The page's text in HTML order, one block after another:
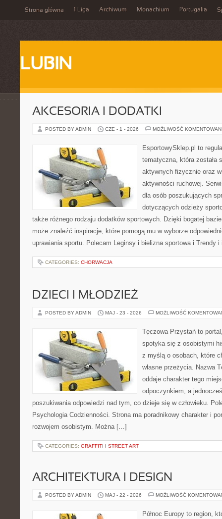
Strona główna 1 Liga Archiwum Monachium Portugalia
LUBIN
AKCESORIA I DODATKI
POSTED BY ADMIN CZE - 1 - 2026 MOŻLIWOŚĆ
EsportowySklep.pl to
tematyczna, która została
aktywnych fizycznie oraz
aktywności ruchowej.
dla osób poszukujących
dotyczących odzieży
także różnego rodzaju dodatków sportowych. Dzięki bogatej
może znaleźć inspiracje, które pomogą mu w wyborze
uprawiania sportu. Polecam Leginsy i bielizna sportowa i Trendy
CATEGORIES: CHORWACJA
DZIECI I MŁODZIEŻ
POSTED BY ADMIN MAJ - 23 - 2026 MOŻLIWOŚĆ
Tęczowa Przystań to
spotyka się z osobistymi
z myślą o osobach, które
własne przeżycia. Nazwa
oddaje charakter tego
odpoczynkiem, a
poszukiwania odpowiedzi nad tym, co dzieje się w człowieku.
Psychologia Codzienności. Strona ma poradnikowy charakter i
rozwojem osobistym. Można […]
CATEGORIES: GRAFFITI I STREET ART
ARCHITEKTURA I DESIGN
POSTED BY ADMIN MAJ - 22 - 2026 MOŻLIWOŚĆ
Północ Europy to region,